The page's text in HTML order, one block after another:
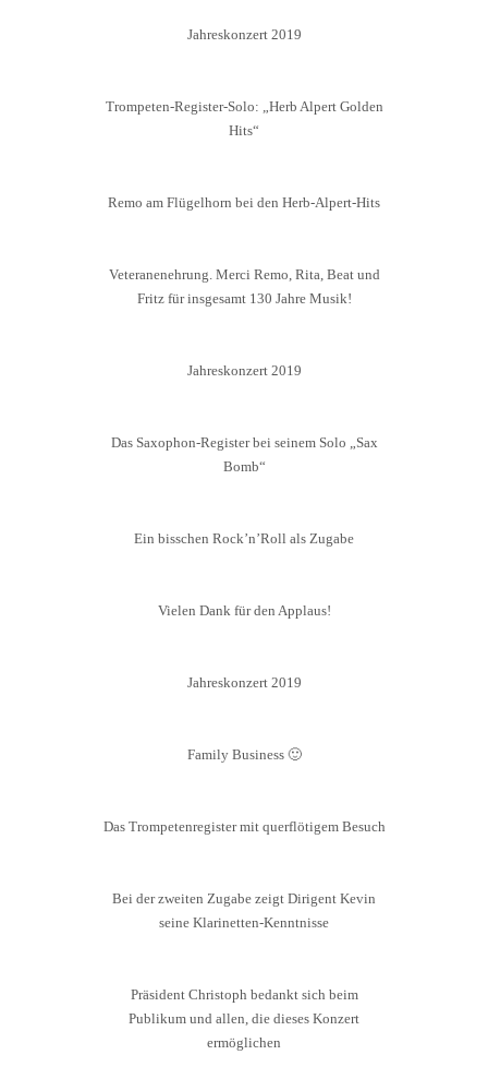
Jahreskonzert 2019
Trompeten-Register-Solo: „Herb Alpert Golden
Hits“
Remo am Flügelhorn bei den Herb-Alpert-Hits
Veteranenehrung. Merci Remo, Rita, Beat und
Fritz für insgesamt 130 Jahre Musik!
Jahreskonzert 2019
Das Saxophon-Register bei seinem Solo „Sax
Bomb“
Ein bisschen Rock’n’Roll als Zugabe
Vielen Dank für den Applaus!
Jahreskonzert 2019
Family Business 🙂
Das Trompetenregister mit querflötigem Besuch
Bei der zweiten Zugabe zeigt Dirigent Kevin
seine Klarinetten-Kenntnisse
Präsident Christoph bedankt sich beim
Publikum und allen, die dieses Konzert
ermöglichen